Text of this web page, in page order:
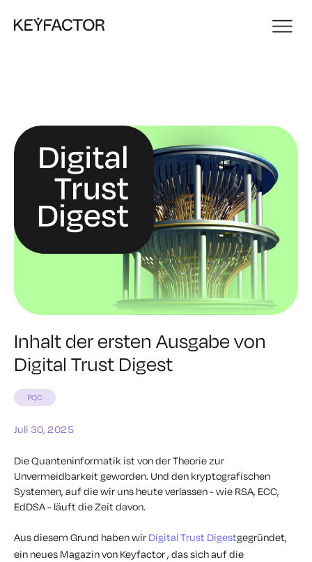
Inhalt der ersten Ausgabe von
Digital Trust Digest
PQC
Juli 30, 2025
Die Quanteninformatik ist von der Theorie zur
Unvermeidbarkeit geworden. Und den kryptografischen
Systemen, auf die wir uns heute verlassen - wie RSA, ECC,
EdDSA - läuft die Zeit davon.
Aus diesem Grund haben wir Digital Trust Digestgegründet,
ein neues Magazin von Keyfactor , das sich auf die